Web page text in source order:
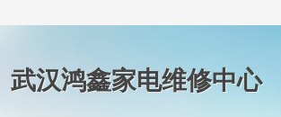
武汉鸿鑫家电维修中心